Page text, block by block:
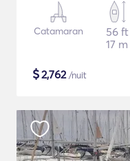
Catamaran
56 ft
17 m
$2,762/nuit